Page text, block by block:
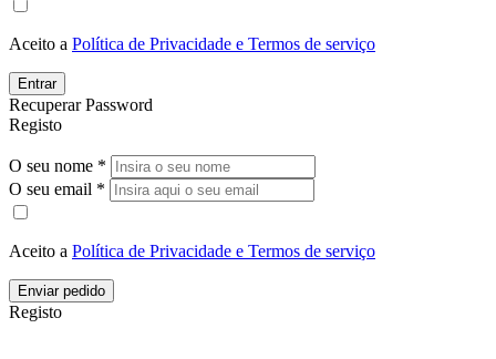
Aceito a Política de Privacidade e Termos de serviço
Entrar
Recuperar Password
Registo
O seu nome *
O seu email *
Aceito a Política de Privacidade e Termos de serviço
Enviar pedido
Registo